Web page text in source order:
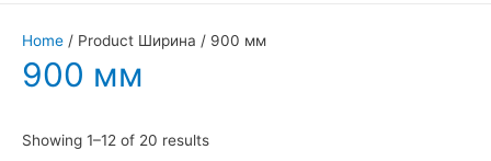
Home / Product Ширина / 900 мм
900 мм
Showing 1–12 of 20 results